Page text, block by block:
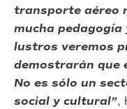
transporte aéreo
mucha pedagogía
lustros veremos
demostrarán que
No es sólo un
social y cultural”,